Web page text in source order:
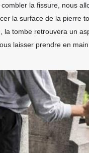
la fissure, nous
la surface de la pierre
la tombe retrouvera un
laisser prendre en